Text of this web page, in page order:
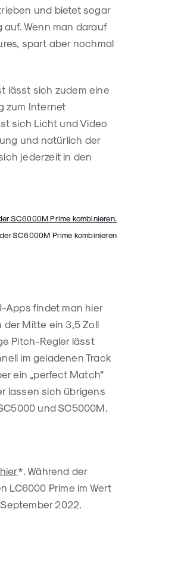
und bietet sogar
Wenn man darauf
spart aber nochmal
lässt sich zudem eine
zum Internet
sich Licht und Video
und natürlich der
jederzeit in den
SC6000M Prime kombinieren
Apps findet man hier
der Mitte ein 3,5 Zoll
Pitch-Regler lässt
im geladenen Track
ein „perfect Match“
lassen sich übrigens
und SC5000M.
hier*. Während der
LC6000 Prime im Wert
2022.